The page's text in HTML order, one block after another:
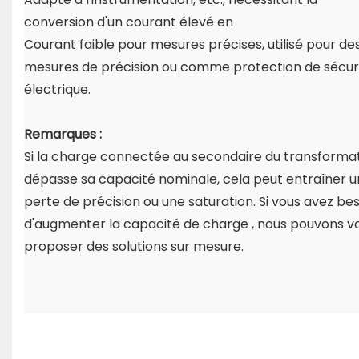
conversion d'un courant élevé en
Courant faible pour mesures précises, utilisé pour
mesures de précision ou comme protection de
électrique.
Remarques :
Si la charge connectée au secondaire du
dépasse sa capacité nominale,cela peut entraîner
perte de précision ou une saturation. Si vous avez
d'augmenter la capacité de charge, nous pouvons
proposer des solutions sur mesure.